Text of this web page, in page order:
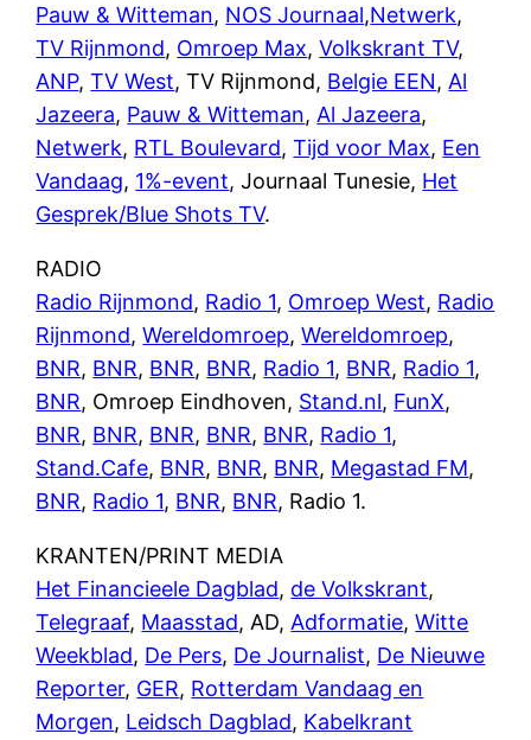
Pauw & Witteman, NOS Journaal,Netwerk,
TV Rijnmond, Omroep Max,Volkskrant TV,
ANP,TV West,TV Rijnmond, Belgie EEN, Al
Jazeera, Pauw & Witteman, Al Jazeera,
Netwerk, RTL Boulevard,Tijd voor Max, Een
Vandaag, 1%-event, Journaal Tunesie, Het
Gesprek/Blue Shots TV.
RADIO
Radio Rijnmond, Radio 1, Omroep West, Radio
Rijnmond,Wereldomroep,Wereldomroep,
BNR, BNR, BNR, BNR, Radio 1, BNR, Radio 1,
BNR, Omroep Eindhoven, Stand.nl, FunX,
BNR, BNR, BNR, BNR, BNR, Radio 1,
Stand.Cafe, BNR, BNR, BNR, Megastad FM,
BNR, Radio 1, BNR, BNR, Radio 1.
KRANTEN/PRINT MEDIA
Het Financieele Dagblad, de Volkskrant,
Telegraaf, Maasstad, AD, Adformatie,Witte
Weekblad, De Pers, De Journalist, De Nieuwe
Reporter, GER, Rotterdam Vandaag en
Morgen, Leidsch Dagblad, Kabelkrant